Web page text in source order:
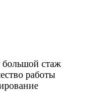
стаж
работы